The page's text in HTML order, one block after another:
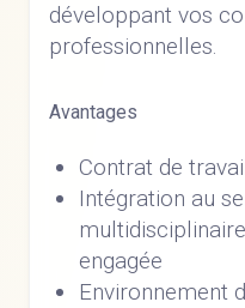
développant vos
professionnelles.
Avantages
Contrat de
Intégration au
engagée
Environnement